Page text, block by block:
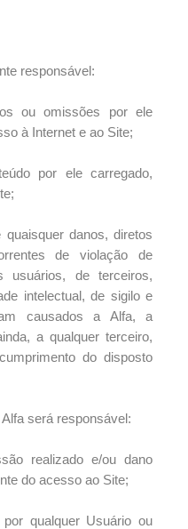
responsável:
ou omissões por ele
à Internet e ao Site;
por ele carregado,
danos, diretos
de violação de
usuários, de terceiros,
intelectual, de sigilo e
causados a Alfa, a
a qualquer terceiro,
do disposto
será responsável:
realizado e/ou dano
do acesso ao Site;
qualquer Usuário ou